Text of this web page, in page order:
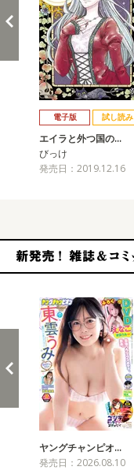
電子版 試し読み
エイラと外つ国の…
びっけ
発売日：2019.12.16
ヤングチャンピオ…
発売日：2026.08.10